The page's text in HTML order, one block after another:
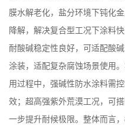
膜水解老化，盐分环境下钝化
降解，解决复合型工况下涂料
耐酸碱稳定性良好，可适配酸
涂装，适配复杂腐蚀场景使用
用过程中，强碱性防水涂料需
效；超高强紫外荒漠工况，可
一步提升耐候极限。整体而言，